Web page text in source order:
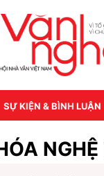
SỰ KIỆN & BÌNH LUẬN